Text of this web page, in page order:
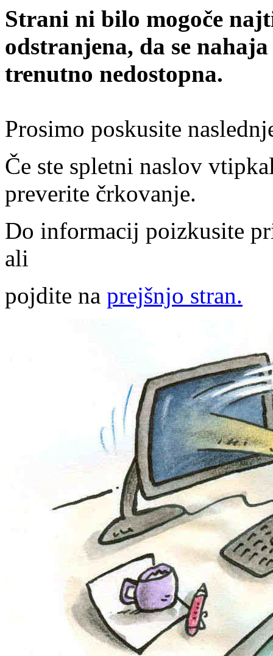
Strani ni bilo mogoče
odstranjena, da se
trenutno nedostopna.
Prosimo poskusite
Če ste spletni naslov
preverite črkovanje.
Do informacij poizkusite
ali
pojdite na prejšnjo stran.